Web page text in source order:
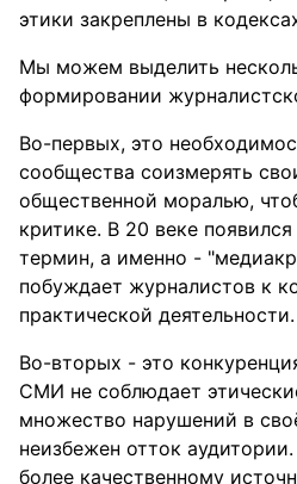
этики закреплены в
Мы можем выделить
формировании
Во-первых, это
сообщества соизмерять
общественной моралью,
критике. В 20 веке
термин, а именно -
побуждает журналистов к
практической деятельности.
Во-вторых - это
СМИ не соблюдает
множество нарушений в
неизбежен отток
более качественному